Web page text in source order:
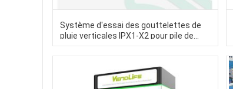
Système d'essai des gouttelettes de
pluie verticales IPX1-X2 pour pile de
charge de véhicule électrique